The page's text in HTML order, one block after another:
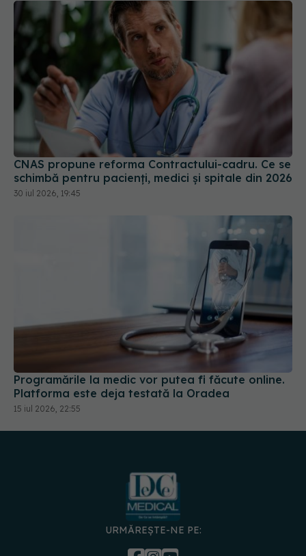
CNAS propune reforma Contractului-cadru. Ce se
schimbă pentru pacienți, medici și spitale din 2026
30 iul 2026, 19:45
Programările la medic vor putea fi făcute online.
Platforma este deja testată la Oradea
15 iul 2026, 22:55
URMĂREȘTE-NE PE: